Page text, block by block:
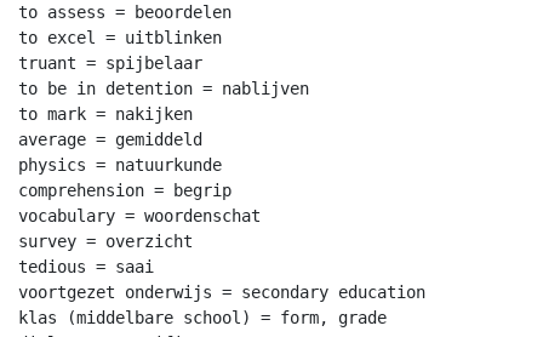
to assess = beoordelen
to excel = uitblinken
truant = spijbelaar
to be in detention = nablijven
to mark = nakijken
average = gemiddeld
physics = natuurkunde
comprehension = begrip
vocabulary = woordenschat
survey = overzicht
tedious = saai
voortgezet onderwijs = secondary education
klas (middelbare school) = form, grade